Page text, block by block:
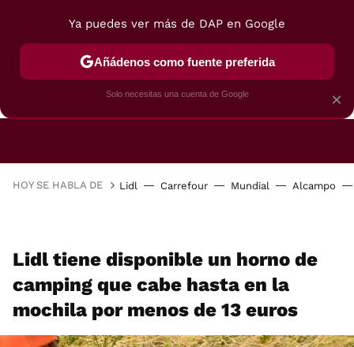
FREIDORAS DE AIRE GUÍAS DE
HOY SE HABLA DE Lidl Carrefour Mundial Alcampo
Lidl tiene disponible un horno de
camping que cabe hasta en la
mochila por menos de 13 euros
×
Ya puedes ver más de DAP en Google
Añádenos como fuente preferida
Solo necesitas una cuenta de Google